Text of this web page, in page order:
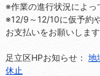
※作業の進行状況によっ
※12/9～12/10に仮予約
お支払いをお願いします
足立区HPお知らせ： 地
休止